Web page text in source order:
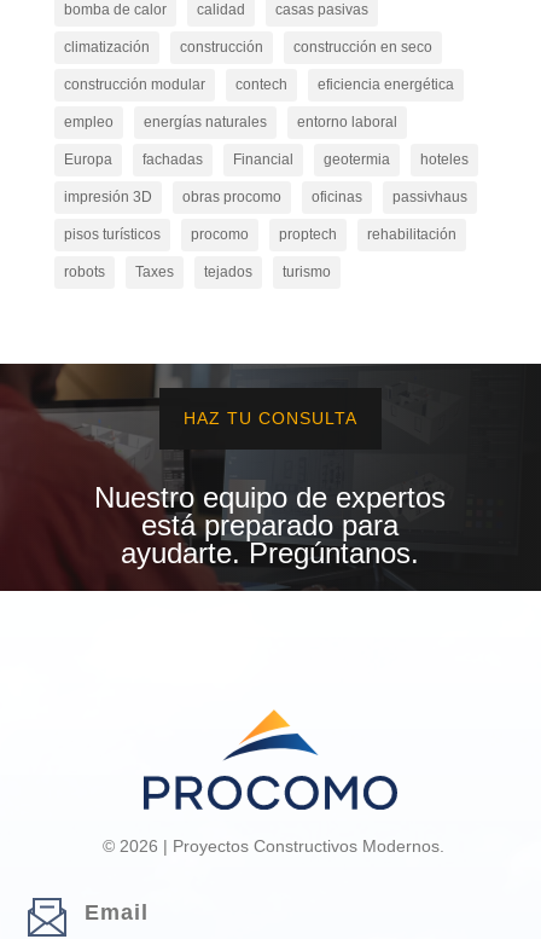
bomba de calor calidad casas pasivas
climatización construcción construcción en seco
construcción modular contech eficiencia energética
empleo energías naturales entorno laboral
Europa fachadas Financial geotermia hoteles
impresión 3D obras procomo oficinas passivhaus
pisos turísticos procomo proptech rehabilitación
robots Taxes tejados turismo
HAZ TU CONSULTA
Nuestro equipo de expertos
está preparado para
ayudarte. Pregúntanos.
© 2026 | Proyectos Constructivos Modernos.
Email